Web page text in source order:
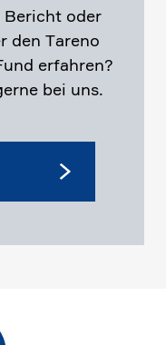
Bericht oder
den Tareno
erfahren?
bei uns.